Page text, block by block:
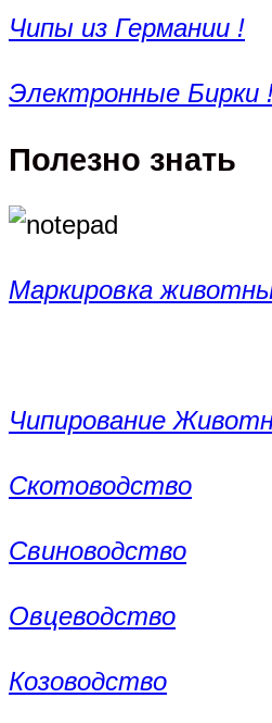
Чипы из Германии !
Электронные Бирки
Полезно знать
Маркировка
Чипирование
Скотоводство
Свиноводство
Овцеводство
Козоводство